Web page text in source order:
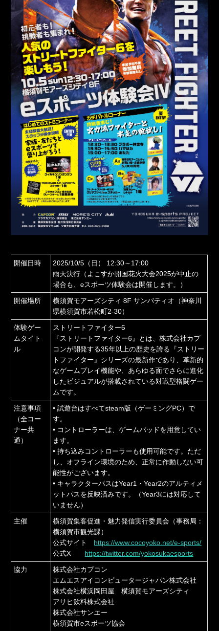
開催日時
2025/10/5（日） 12:30～17:00
雨天決行（よこすか開国花火大会2025が中止の
場合も、eスポーツ体験会は開催します。）
開催場所
横須賀モアーズシティ 8F サンパティオ（神奈川
県横須賀市若松町2-30）
体験ゲー
ムタイト
ル
ストリートファイター6
『ストリートファイター6』とは、株式会社カプ
コンが開発する35年以上の歴史を誇る『ストリー
トファイター』シリーズの最新作であり、革新的
なゲームプレイ機能や、あらゆる面でさらに進化
したビジュアルが搭載されている対戦型格闘ゲー
ムです。
注意事項
（全コー
ナー共
通）
• 試遊台はすべてsteam版（ゲーミングPC）で
す。
• コントローラーは、ゲームパッドを用意してい
ます。
• 持ち込みコントローラーも使用可能です。ただ
し、オフライン環境のため、正常に作動しない可
能性がございます。
• キャラクターパスはYear1・Year2のアルティメ
ットパスを反映済みです。（Year3には対応して
いません）
主催
横須賀集客促進・魅力発信実行委員会（事務局：
横須賀市観光課）
公式サイト https://www.cocoyoko.net/e-sports/
公式X https://twitter.com/yokosukaesports
協力
株式会社カプコン
エムエスアイコンピュータージャパン株式会社
株式会社横浜岡田屋 横須賀モアーズシティ
アサヒ飲料株式会社
株式会社サンエー
横須賀市eスポーツ協会